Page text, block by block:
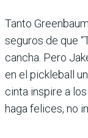
Tanto
seguros de que
cancha. Pero
en el pickleball
cinta inspire a
haga felices, no